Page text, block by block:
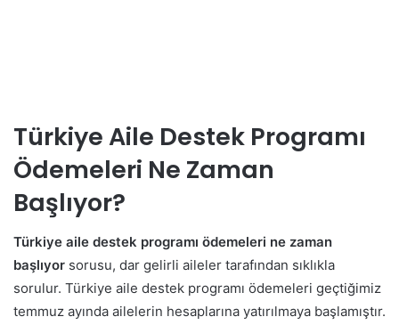
Türkiye Aile Destek Programı
Ödemeleri Ne Zaman
Başlıyor?
Türkiye aile destek programı ödemeleri ne zaman
başlıyor sorusu, dar gelirli aileler tarafından sıklıkla
sorulur. Türkiye aile destek programı ödemeleri geçtiğimiz
temmuz ayında ailelerin hesaplarına yatırılmaya başlamıştır.